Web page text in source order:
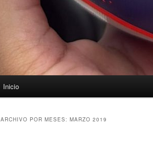
Inicio
ARCHIVO POR MESES: MARZO 2019